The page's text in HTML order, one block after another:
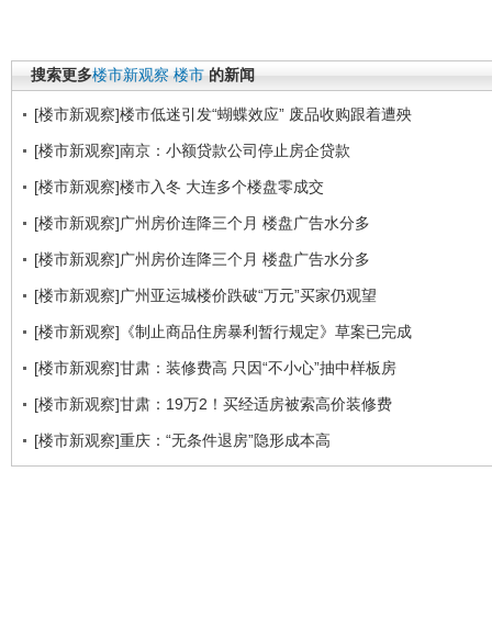
搜索更多楼市新观察 楼市 的新闻
[楼市新观察]楼市低迷引发“蝴蝶效应” 废品收购跟着遭殃
[楼市新观察]南京：小额贷款公司停止房企贷款
[楼市新观察]楼市入冬 大连多个楼盘零成交
[楼市新观察]广州房价连降三个月 楼盘广告水分多
[楼市新观察]广州房价连降三个月 楼盘广告水分多
[楼市新观察]广州亚运城楼价跌破“万元”买家仍观望
[楼市新观察]《制止商品住房暴利暂行规定》草案已完成
[楼市新观察]甘肃：装修费高 只因“不小心”抽中样板房
[楼市新观察]甘肃：19万2！买经适房被索高价装修费
[楼市新观察]重庆：“无条件退房”隐形成本高